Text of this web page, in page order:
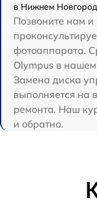
в Нижнем
Позвоните нам
фотоаппарата.
Olympus в
Замена диска
выполняется на
ремонта. Наш
и обратно.